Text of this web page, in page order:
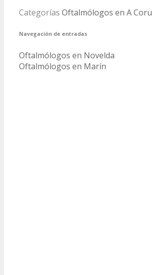
Categorías Oftalmólogos en A
Navegación de entradas
Oftalmólogos en Novelda
Oftalmólogos en Marín